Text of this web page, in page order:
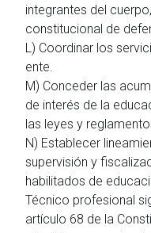
integrantes del
constitucional de
L) Coordinar los
ente.
M) Conceder las
de interés de la
las leyes y
N) Establecer
supervisión y
habilitados de
Técnico profesional
artículo 68 de la